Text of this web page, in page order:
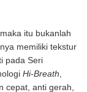
itu bukanlah
memiliki tekstur
pada Seri
Hi-Breath
cepat, anti gerah,